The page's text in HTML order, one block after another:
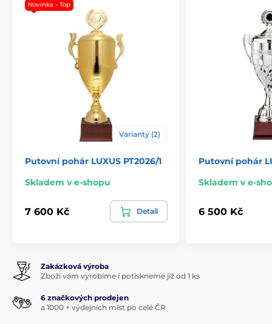
Novinka - Top
Varianty (2)
Putovní pohár LUXUS PT2026/1
Skladem v e-shopu
7 600 Kč Detail
Putovní pohár
Skladem v e-
6 500 Kč
Zakázková výroba
Zboží vám vyrobíme i potiskneme již od 1 ks
6 značkových prodejen
a 1000 + výdejních míst po celé ČR